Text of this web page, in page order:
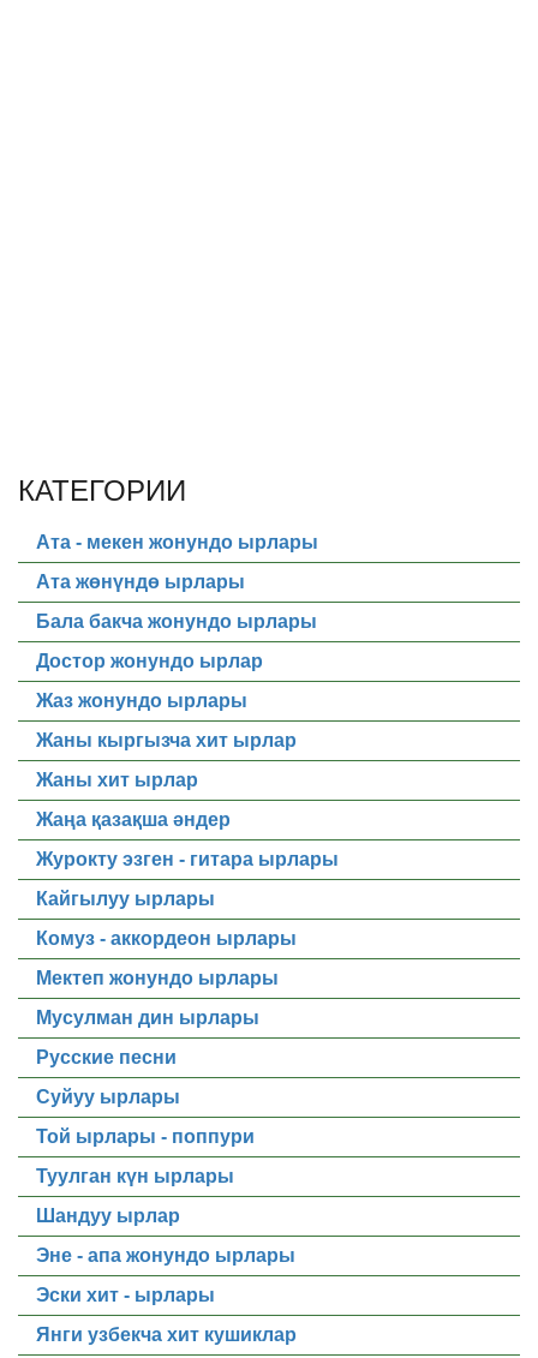
КАТЕГОРИИ
Ата - мекен жонундо ырлары
Ата жөнүндө ырлары
Бала бакча жонундо ырлары
Достор жонундо ырлар
Жаз жонундо ырлары
Жаны кыргызча хит ырлар
Жаны хит ырлар
Жаңа қазақша әндер
Журокту эзген - гитара ырлары
Кайгылуу ырлары
Комуз - аккордеон ырлары
Мектеп жонундо ырлары
Мусулман дин ырлары
Русские песни
Суйуу ырлары
Той ырлары - поппури
Туулган күн ырлары
Шандуу ырлар
Эне - апа жонундо ырлары
Эски хит - ырлары
Янги узбекча хит кушиклар